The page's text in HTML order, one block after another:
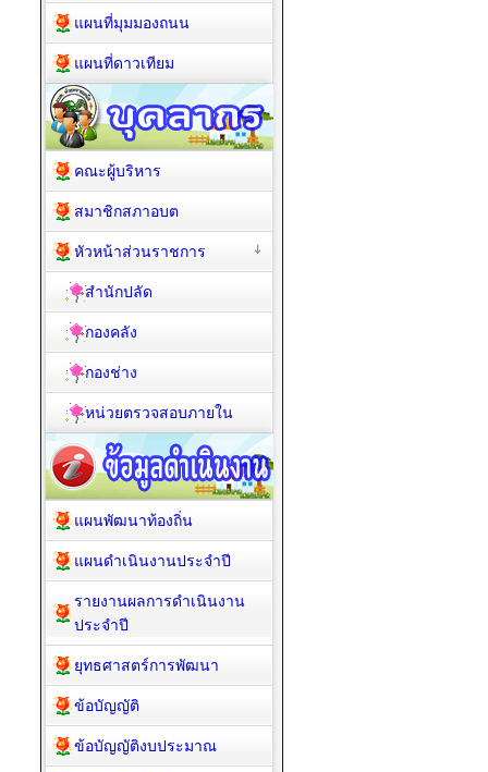
แผนที่มุมมองถนน
แผนที่ดาวเทียม
คณะผู้บริหาร
สมาชิกสภาอบต
หัวหน้าส่วนราชการ
สำนักปลัด
กองคลัง
กองช่าง
หน่วยตรวจสอบภายใน
แผนพัฒนาท้องถิ่น
แผนดำเนินงานประจำปี
รายงานผลการดำเนินงาน
ประจำปี
ยุทธศาสตร์การพัฒนา
ข้อบัญญัติ
ข้อบัญญัติงบประมาณ